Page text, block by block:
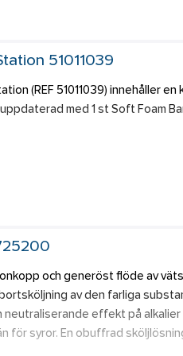
förpackade i transparenta
synlig på långt håll. Innehåller
st
51011039
(REF 51011039) innehåller en
med 1 st Soft Foam
901900)
(REF 51011019)
och generöst flöde av
av den farliga
effekt på alkalier
för syror. En obuffrad
bort den, vilket kräver större